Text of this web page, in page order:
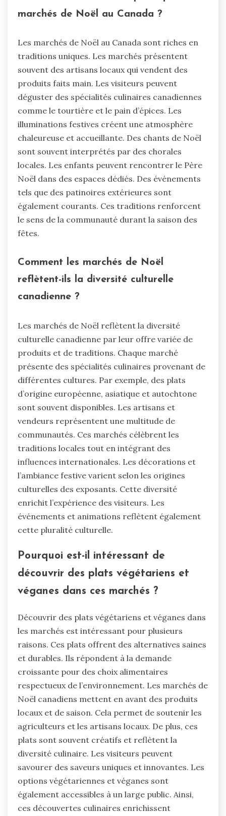
marchés de Noël au Canada ?
Les marchés de Noël au Canada sont riches en
traditions uniques. Les marchés présentent
souvent des artisans locaux qui vendent des
produits faits main. Les visiteurs peuvent
déguster des spécialités culinaires canadiennes
comme le tourtière et le pain d’épices. Les
illuminations festives créent une atmosphère
chaleureuse et accueillante. Des chants de Noël
sont souvent interprétés par des chorales
locales. Les enfants peuvent rencontrer le Père
Noël dans des espaces dédiés. Des événements
tels que des patinoires extérieures sont
également courants. Ces traditions renforcent
le sens de la communauté durant la saison des
fêtes.
Comment les marchés de Noël
reflètent-ils la diversité culturelle
canadienne ?
Les marchés de Noël reflètent la diversité
culturelle canadienne par leur offre variée de
produits et de traditions. Chaque marché
présente des spécialités culinaires provenant de
différentes cultures. Par exemple, des plats
d’origine européenne, asiatique et autochtone
sont souvent disponibles. Les artisans et
vendeurs représentent une multitude de
communautés. Ces marchés célèbrent les
traditions locales tout en intégrant des
influences internationales. Les décorations et
l’ambiance festive varient selon les origines
culturelles des exposants. Cette diversité
enrichit l’expérience des visiteurs. Les
événements et animations reflètent également
cette pluralité culturelle.
Pourquoi est-il intéressant de
découvrir des plats végétariens et
véganes dans ces marchés ?
Découvrir des plats végétariens et véganes dans
les marchés est intéressant pour plusieurs
raisons. Ces plats offrent des alternatives saines
et durables. Ils répondent à la demande
croissante pour des choix alimentaires
respectueux de l’environnement. Les marchés de
Noël canadiens mettent en avant des produits
locaux et de saison. Cela permet de soutenir les
agriculteurs et les artisans locaux. De plus, ces
plats sont souvent créatifs et reflètent la
diversité culinaire. Les visiteurs peuvent
savourer des saveurs uniques et innovantes. Les
options végétariennes et véganes sont
également accessibles à un large public. Ainsi,
ces découvertes culinaires enrichissent